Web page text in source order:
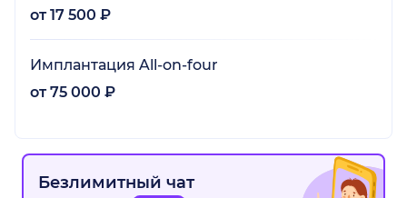
от 17 500 ₽
Имплантация All-on-four
от 75 000 ₽
Безлимитный чат